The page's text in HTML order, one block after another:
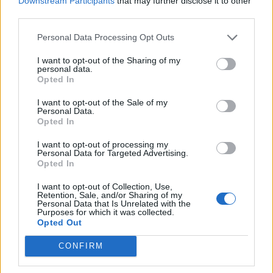
Personal Data Processing Opt Outs
I want to opt-out of the Sharing of my
personal data.
Opted In
I want to opt-out of the Sale of my
Personal Data.
Opted In
I want to opt-out of processing my
Personal Data for Targeted Advertising.
Opted In
I want to opt-out of Collection, Use,
Retention, Sale, and/or Sharing of my
Personal Data that Is Unrelated with the
Purposes for which it was collected.
Opted Out
CONFIRM
Αν ψάχνεις σειρές που
χιούμορ με την ωμή αλήθεια
των ανθρώπινων σχέσεων και
ΠΕΤΡΟΣ ΚΑΛΟΓΕΡΑΣ
TV-ΣΕΙΡΈΣ ΑΠΡ 29, 2026
Αποκαλύφθηκε το
πρώτο trailer για τη
Ted
Επιτέλους...